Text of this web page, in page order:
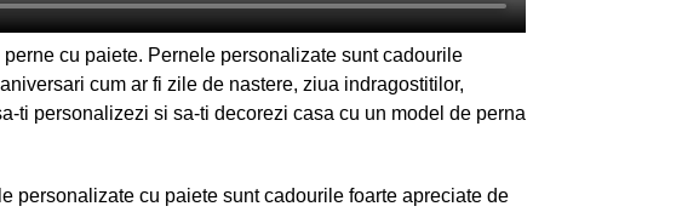
cu paiete. Pernele personalizate sunt cadourile
cum ar fi zile de nastere, ziua indragostitilor,
ti personalizezi si sa-ti decorezi casa cu un model de perna
personalizate cu paiete sunt cadourile foarte apreciate de